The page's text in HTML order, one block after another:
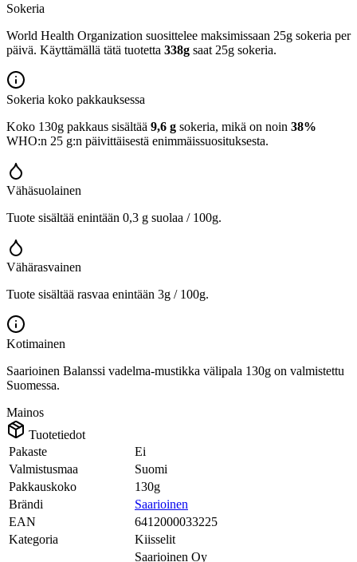
Sokeria
World Health Organization suosittelee maksimissaan 25g sokeria per
päivä. Käyttämällä tätä tuotetta 338g saat 25g sokeria.
Sokeria koko pakkauksessa
Koko 130g pakkaus sisältää 9,6 g sokeria, mikä on noin 38%
WHO:n 25 g:n päivittäisestä enimmäissuosituksesta.
Vähäsuolainen
Tuote sisältää enintään 0,3 g suolaa / 100g.
Vähärasvainen
Tuote sisältää rasvaa enintään 3g / 100g.
Kotimainen
Saarioinen Balanssi vadelma-mustikka välipala 130g on valmistettu
Suomessa.
Mainos
Tuotetiedot
Pakaste
Ei
Valmistusmaa
Suomi
Pakkauskoko
130g
Brändi
Saarioinen
EAN
6412000033225
Kategoria
Kiisselit
Saarioinen Oy